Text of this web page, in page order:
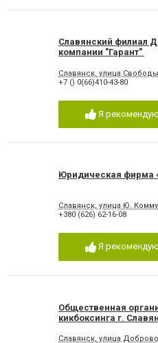
Славянский филиал
компании "Гарант"
Славянск, улица
+7 () 0(66)410-43-80
Я рекомендую
Юридическая фирма
Славянск, улица Ю.
+380 (626) 62-16-08
Я рекомендую
Общественная
кикбоксинга г.
Славянск, улица